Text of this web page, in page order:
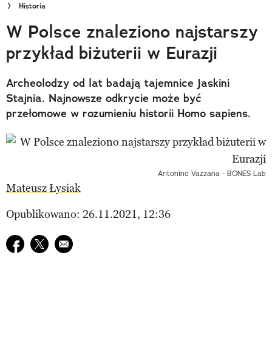
Wielki Konkurs Fotograficzny
Trendbook Podróżniczy
Polecane
Historia
W Polsce znaleziono najstarszy
przykład biżuterii w Eurazji
Archeolodzy od lat badają tajemnice Jaskini
Stajnia. Najnowsze odkrycie może być
przełomowe w rozumieniu historii Homo sapiens.
Antonino Vazzana - BONES Lab
Mateusz Łysiak
Opublikowano: 26.11.2021, 12:36
Udostępnij na facebook
Udostępnij na twitter
E-mail do przyjaciela